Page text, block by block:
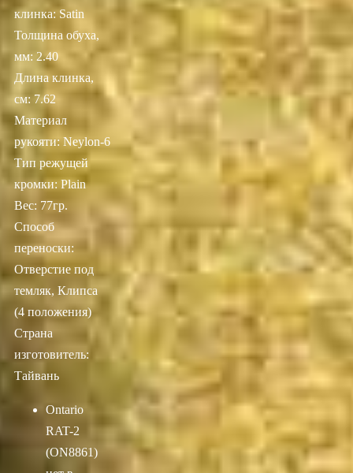
клинка: Satin
Толщина обуха,
мм: 2.40
Длина клинка,
см: 7.62
Материал
рукояти: Neylon-6
Тип режущей
кромки: Plain
Вес: 77гр.
Способ
переноски:
Отверстие под
темляк, Клипса
(4 положения)
Страна
изготовитель:
Тайвань
Ontario
RAT-2
(ON8861)